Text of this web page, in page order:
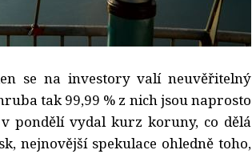
se na investory valí neuvěřitelný
tak 99,99 % z nich jsou naprosto
pondělí vydal kurz koruny, co dělá
nejnovější spekulace ohledně toho,